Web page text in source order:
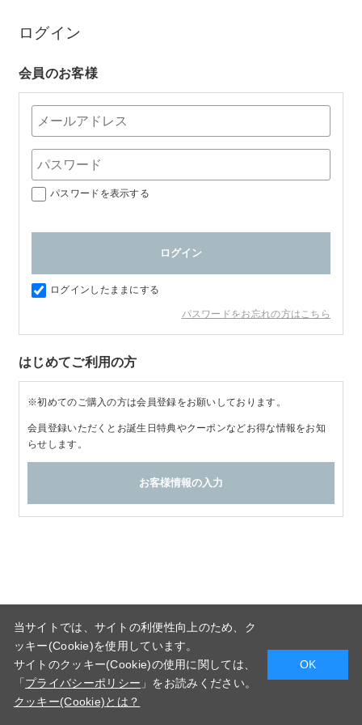
ログイン
会員のお客様
パスワードを表示する
ログインしたままにする
パスワードをお忘れの方はこちら
はじめてご利用の方
※初めてのご購入の方は会員登録をお願いしております。
会員登録いただくとお誕生日特典やクーポンなどお得な情報をお知
らせします。
当サイトでは、サイトの利便性向上のため、ク
ッキー(Cookie)を使用しています。
サイトのクッキー(Cookie)の使用に関しては、
「 プライバシーポリシー 」をお読みください。
クッキー(Cookie)とは？
OK